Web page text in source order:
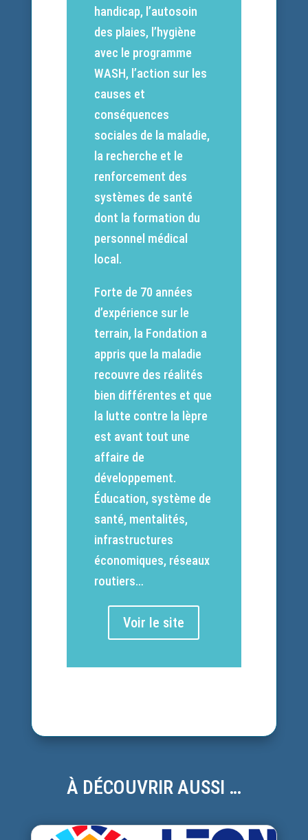
handicap, l’autosoin
des plaies, l’hygiène
avec le programme
WASH, l’action sur les
causes et
conséquences
sociales de la maladie,
la recherche et le
renforcement des
systèmes de santé
dont la formation du
personnel médical
local.
Forte de 70 années
d’expérience sur le
terrain, la Fondation a
appris que la maladie
recouvre des réalités
bien différentes et que
la lutte contre la lèpre
est avant tout une
affaire de
développement.
Éducation, système de
santé, mentalités,
infrastructures
économiques, réseaux
routiers…
Voir le site
À DÉCOUVRIR AUSSI …